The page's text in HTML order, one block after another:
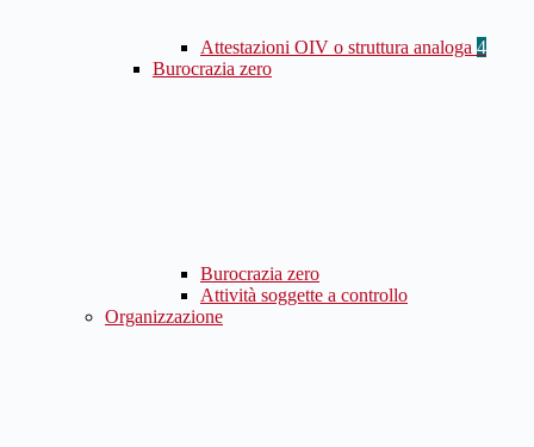
Attestazioni OIV o struttura analoga 4
Burocrazia zero
Burocrazia zero
Attività soggette a controllo
Organizzazione